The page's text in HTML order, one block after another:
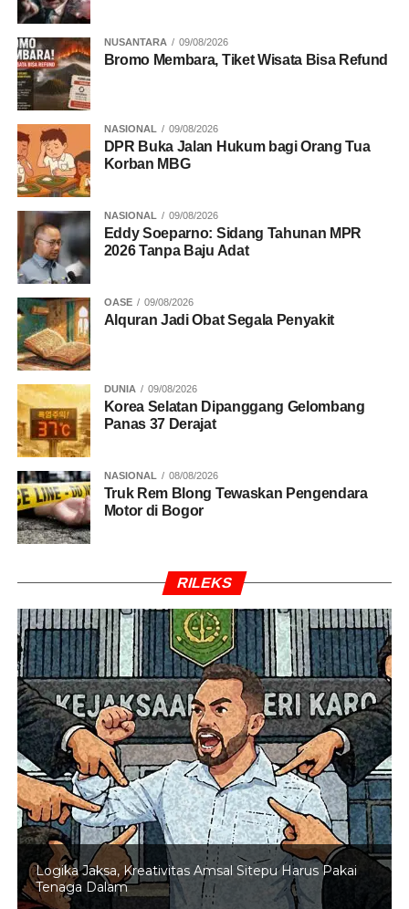
NUSANTARA 09/08/2026
Bromo Membara, Tiket Wisata Bisa Refund
NASIONAL 09/08/2026
DPR Buka Jalan Hukum bagi Orang Tua
Korban MBG
NASIONAL 09/08/2026
Eddy Soeparno: Sidang Tahunan MPR
2026 Tanpa Baju Adat
OASE 09/08/2026
Alquran Jadi Obat Segala Penyakit
DUNIA 09/08/2026
Korea Selatan Dipanggang Gelombang
Panas 37 Derajat
NASIONAL 08/08/2026
Truk Rem Blong Tewaskan Pengendara
Motor di Bogor
RILEKS
Logika Jaksa, Kreativitas Amsal Sitepu Harus Pakai
Tenaga Dalam